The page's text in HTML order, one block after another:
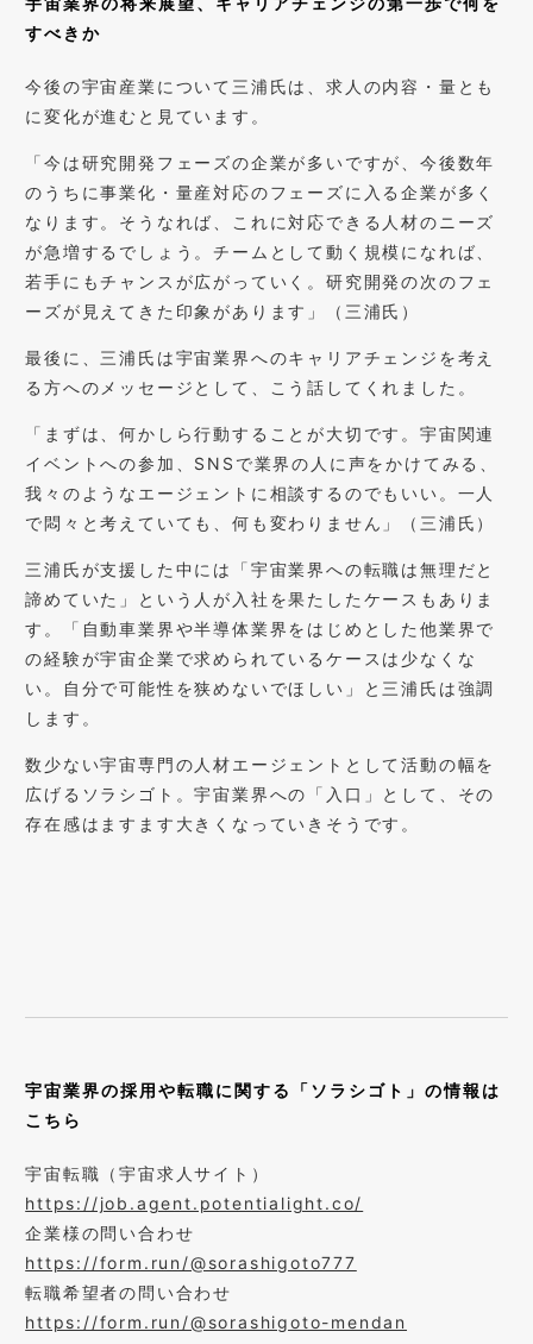
すべきか
今後の宇宙産業について三浦氏は、求人の内容・量とも
に変化が進むと見ています。
「今は研究開発フェーズの企業が多いですが、今後数年
のうちに事業化・量産対応のフェーズに入る企業が多く
なります。そうなれば、これに対応できる人材のニーズ
が急増するでしょう。チームとして動く規模になれば、
若手にもチャンスが広がっていく。研究開発の次のフェ
ーズが見えてきた印象があります」（三浦氏）
最後に、三浦氏は宇宙業界へのキャリアチェンジを考え
る方へのメッセージとして、こう話してくれました。
「まずは、何かしら行動することが大切です。宇宙関連
イベントへの参加、SNSで業界の人に声をかけてみる、
我々のようなエージェントに相談するのでもいい。一人
で悶々と考えていても、何も変わりません」（三浦氏）
三浦氏が支援した中には「宇宙業界への転職は無理だと
諦めていた」という人が入社を果たしたケースもありま
す。「自動車業界や半導体業界をはじめとした他業界で
の経験が宇宙企業で求められているケースは少なくな
い。自分で可能性を狭めないでほしい」と三浦氏は強調
します。
数少ない宇宙専門の人材エージェントとして活動の幅を
広げるソラシゴト。宇宙業界への「入口」として、その
存在感はますます大きくなっていきそうです。
宇宙業界の採用や転職に関する「ソラシゴト」の情報は
こちら
宇宙転職（宇宙求人サイト）
https://job.agent.potentialight.co/
企業様の問い合わせ
https://form.run/@sorashigoto777
転職希望者の問い合わせ
https://form.run/@sorashigoto-mendan